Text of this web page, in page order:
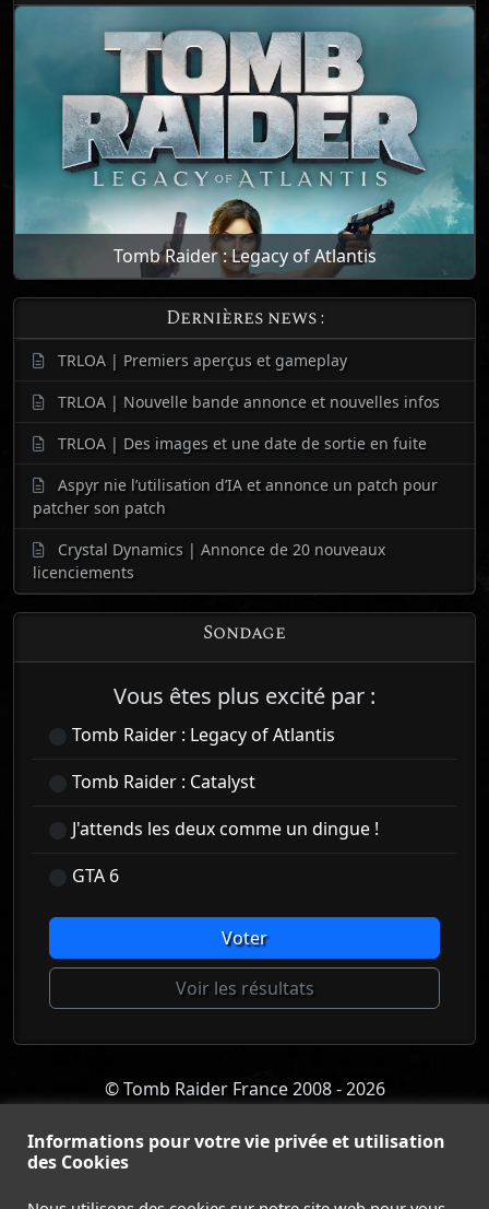
Tomb Raider : Legacy of Atlantis
Dernières news :
TRLOA | Premiers aperçus et gameplay
TRLOA | Nouvelle bande annonce et nouvelles infos
TRLOA | Des images et une date de sortie en fuite
Aspyr nie l’utilisation d’IA et annonce un patch pour
patcher son patch
Crystal Dynamics | Annonce de 20 nouveaux
licenciements
Sondage
Vous êtes plus excité par :
Tomb Raider : Legacy of Atlantis
Tomb Raider : Catalyst
J'attends les deux comme un dingue !
GTA 6
Voter
Voir les résultats
Informations pour votre vie privée et utilisation
des Cookies
© Tomb Raider France 2008 - 2026
Square Enix Ltd.
ACCUEIL- TOMB RAIDER